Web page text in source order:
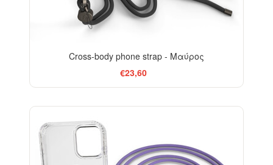
Cross-body phone strap - Μαύρος
€23,60